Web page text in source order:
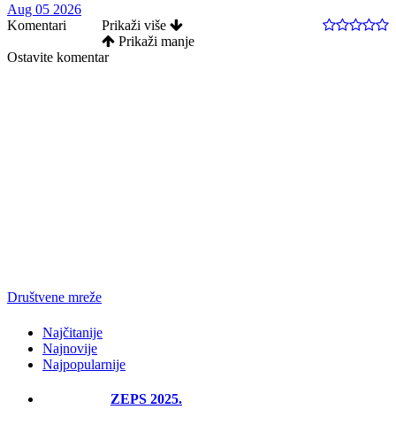
Aug 05 2026
Komentari
Prikaži više
Prikaži manje
Ostavite komentar
Društvene mreže
Najčitanije
Najnovije
Najpopularnije
ZEPS 2025.